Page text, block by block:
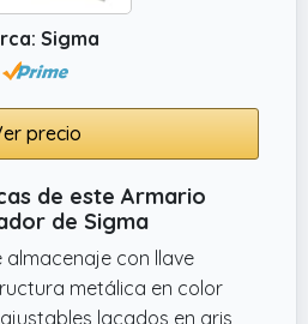
Sigma
precio
de este Armario
de Sigma
con llave
metálica en color
lacados en gris